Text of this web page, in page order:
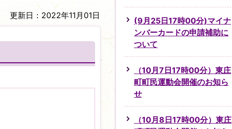
更新日：2022年11月01日
(9月25日17時00分)マイナ
ンバーカードの申請補助に
ついて
（10月7日17時00分）東庄
町町民運動会開催のお知ら
せ
（10月8日17時00分）東庄